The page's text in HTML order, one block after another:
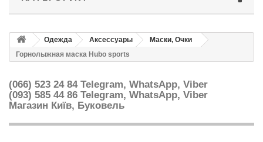
Одежда Аксессуары
Маски, Очки
Горнолыжная маска Hubo sports
(066) 523 24 84 Telegram, WhatsApp, Viber
(093) 585 44 86 Telegram, WhatsApp, Viber
Магазин Київ, Буковель